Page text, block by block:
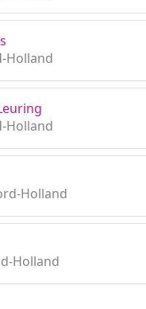
Holland
Holland
Holland
Holland